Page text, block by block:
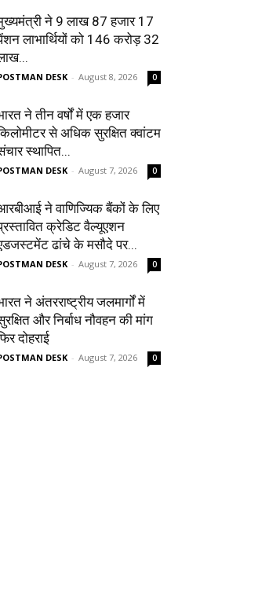
ने 9 लाख 87 हजार 17
लाभार्थियों को 146 करोड़ 32
DESK - August 8, 2026 0
ने तीन वर्षों में एक हजार
से अधिक सुरक्षित क्वांटम
स्थापित...
DESK - August 7, 2026 0
ने वाणिज्यिक बैंकों के लिए
क्रेडिट वैल्यूएशन
ढांचे के मसौदे पर...
DESK - August 7, 2026 0
ने अंतरराष्ट्रीय जलमार्गों में
और निर्बाध नौवहन की मांग
दोहराई
DESK - August 7, 2026 0